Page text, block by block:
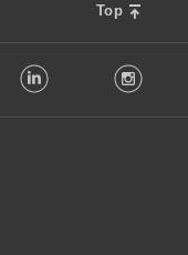
Top
LinkedIn